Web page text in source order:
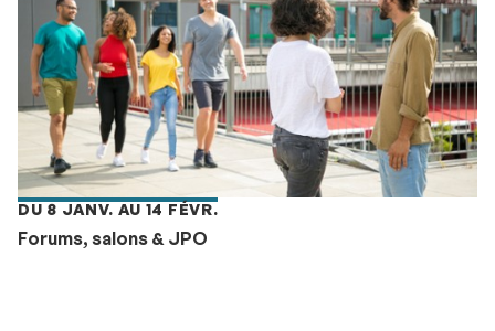
DU 8 JANV. AU 14 FÉVR.
Forums, salons & JPO